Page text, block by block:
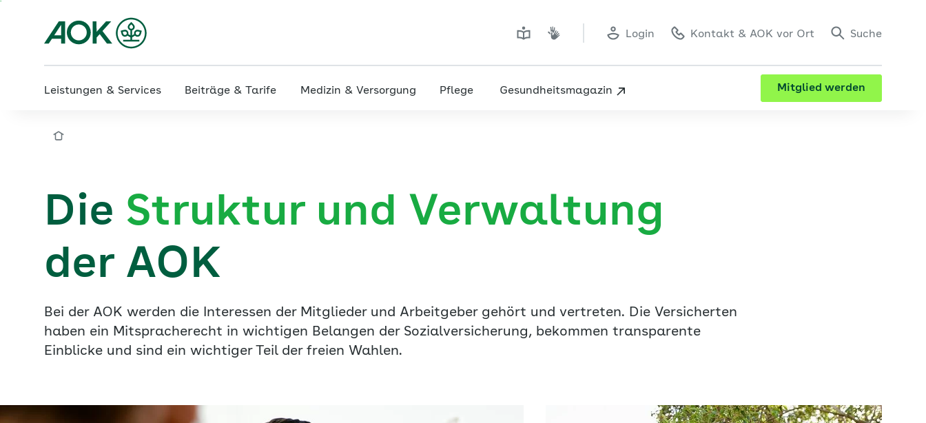
Hauptinhalt
springen
Login Kontakt & AOK vor Ort Suche
Leistungen & Services Beiträge & Tarife Medizin & Versorgung Pflege Gesundheitsmagazin Mitglied werden
Struktur & Verwaltung
Die Struktur und Verwaltung
der AOK
Bei der AOK werden die Interessen der Mitglieder und Arbeitgeber gehört und vertreten. Die Versicherten
haben ein Mitspracherecht in wichtigen Belangen der Sozialversicherung, bekommen transparente
Einblicke und sind ein wichtiger Teil der freien Wahlen.